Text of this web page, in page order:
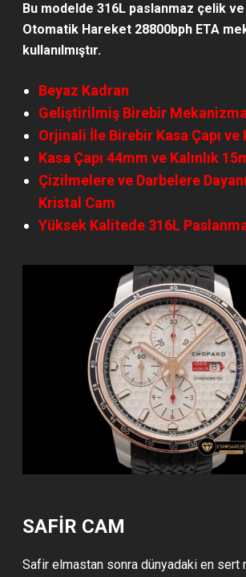
Bu modelde 316L paslanmaz çelik
Otomatik Hareket 28800bph ETA
kullanılmıştır.
Beyaz Kadran
Geliştirilmiş Birebir Mekanizma
Orjinali İle Birebir Kasa Çapı ve
Kasa Çapı 44mm ve Kalınlık
Çizilmelere ve Darbelere
Kristal Cam
Yüksek Kalitede 316L
SAFİR CAM
Safir elmastan sonra dünyadaki en sert